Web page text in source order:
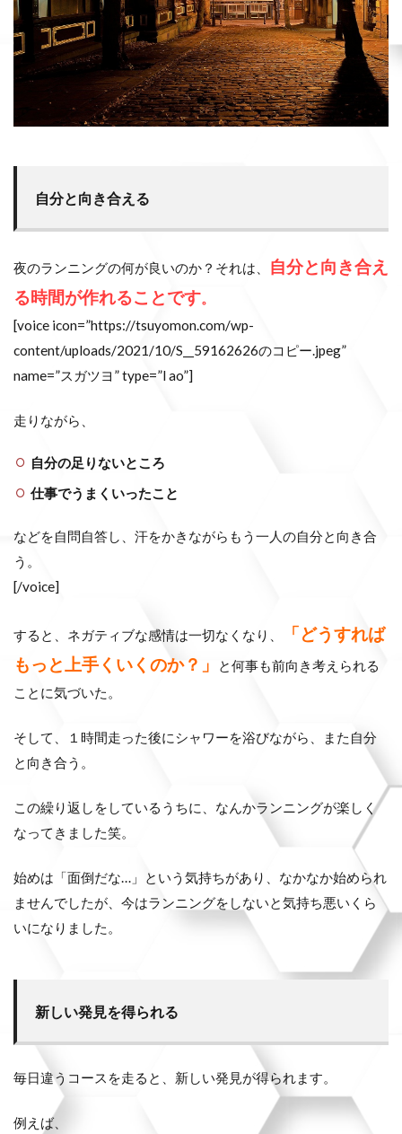
自分と向き合える
夜のランニングの何が良いのか？それは、
自分と向き合え
る時間が作れることです。
[voice icon=”https://tsuyomon.com/wp-
content/uploads/2021/10/S__59162626のコピー.jpeg”
name=”スガツヨ” type=”l ao”]
走りながら、
自分の足りないところ
仕事でうまくいったこと
などを自問自答し、汗をかきながらもう一人の自分と向き合
う。
[/voice]
すると、ネガティブな感情は一切なくなり、
「どうすれば
もっと上手くいくのか？」
と何事も前向き考えられる
ことに気づいた。
そして、１時間走った後にシャワーを浴びながら、また自分
と向き合う。
この繰り返しをしているうちに、なんかランニングが楽しく
なってきました笑。
始めは「面倒だな…」という気持ちがあり、なかなか始められ
ませんでしたが、今はランニングをしないと気持ち悪いくら
いになりました。
新しい発見を得られる
毎日違うコースを走ると、新しい発見が得られます。
例えば、